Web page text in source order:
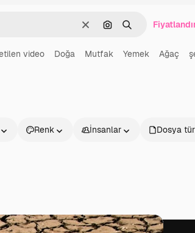
Temizlemek
Görüntüyle ara
Aramak
video Doğa Mutfak Yemek Ağaç
Renk İnsanlar Dosya